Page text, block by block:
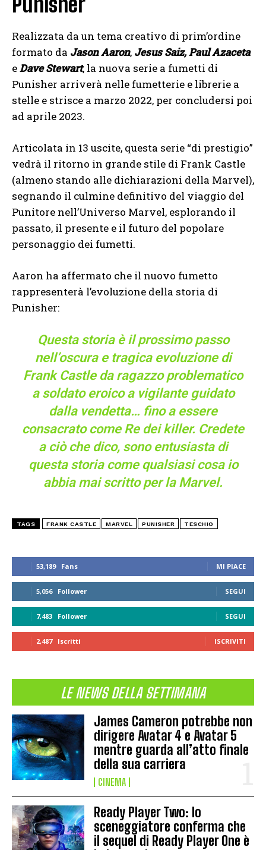
53,189 Fans MI PIACE
5,056 Follower SEGUI
7,483 Follower SEGUI
2,487 Iscritti ISCRIVITI
LE NEWS DELLA SETTIMANA
James Cameron potrebbe non
dirigere Avatar 4 e Avatar 5
mentre guarda all’atto finale
della sua carriera
CINEMA
Ready Player Two: lo
sceneggiatore conferma che
il sequel di Ready Player One è
Realizzata da un tema creativo di prim’ordine
formato da Jason Aaron, Jesus Saiz,Paul Azaceta
eDave Stewart, la nuova serie a fumetti di
Punisher arriverà nelle fumetterie e librerie a
stelle e strisce a marzo 2022, per concludersi poi
ad aprile 2023.
Articolata in 13 uscite, questa serie “di prestigio”
vedrà il ritorno in grande stile di Frank Castle
(almeno stando alle dichiarazioni della Marvel),
segnando il culmine definitivo del viaggio del
Punitore nell’Universo Marvel, esplorando il
passato, il presente e il futuro del popolare
personaggio dei fumetti.
Aaron ha affermato che il nuovo fumetto
rappresenterà l’evoluzione della storia di
Punisher:
Questa storia è il prossimo passo
nell’oscura e tragica evoluzione di
Frank Castle da ragazzo problematico
a soldato eroico a vigilante guidato
dalla vendetta… fino a essere
consacrato come Re dei killer. Credete
a ciò che dico, sono entusiasta di
questa storia come qualsiasi cosa io
abbia mai scritto per la Marvel.
TAGS FRANK CASTLE MARVEL PUNISHER TESCHIO